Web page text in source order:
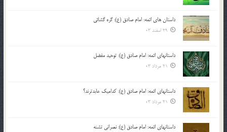
داستان های ائمه: امام صادق (ع): گره گشائی
29 اسفند 03
داستانهای ائمه: امام صادق (ع): توحید مفضل
21 مرداد 03
داستانهای ائمه: امام صادق (ع): کدامیک عابدترند؟
21 مرداد 03
داستانهای ائمه: امام صادق (ع): نصرانی تشنه